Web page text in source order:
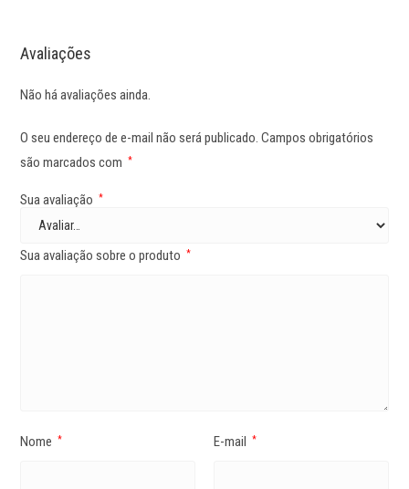
Avaliações
Não há avaliações ainda.
O seu endereço de e-mail não será publicado. Campos obrigatórios
são marcados com
*
Sua avaliação *
Sua avaliação sobre o produto *
Nome * E-mail *